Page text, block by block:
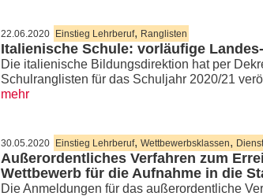
22.06.2020 Einstieg Lehrberuf, Ranglisten
Italienische Schule: vorläufige
Die italienische Bildungsdirektion hat per
Schulranglisten für das Schuljahr 2020/21
mehr
30.05.2020 Einstieg Lehrberuf, Wettbewerbsklassen,
Außerordentliches Verfahren zum
Wettbewerb für die Aufnahme in die
Die Anmeldungen für das außerordentliche